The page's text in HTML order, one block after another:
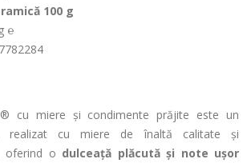
100 g
℮
cu miere și condimente prăjite este un
realizat cu miere de înaltă calitate și
oferind o dulceață plăcută și note ușor